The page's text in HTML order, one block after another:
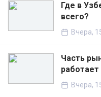
Где в
всего?
Вчера,
Часть
работает
Вчера,